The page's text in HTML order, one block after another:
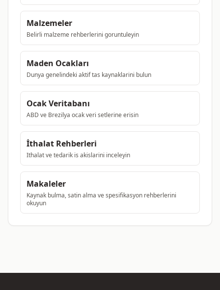
Malzemeler
Belirli malzeme rehberlerini goruntuleyin
Maden Ocakları
Dunya genelindeki aktif tas kaynaklarini bulun
Ocak Veritabanı
ABD ve Brezilya ocak veri setlerine erisin
İthalat Rehberleri
Ithalat ve tedarik is akislarini inceleyin
Makaleler
Kaynak bulma, satin alma ve spesifikasyon rehberlerini
okuyun